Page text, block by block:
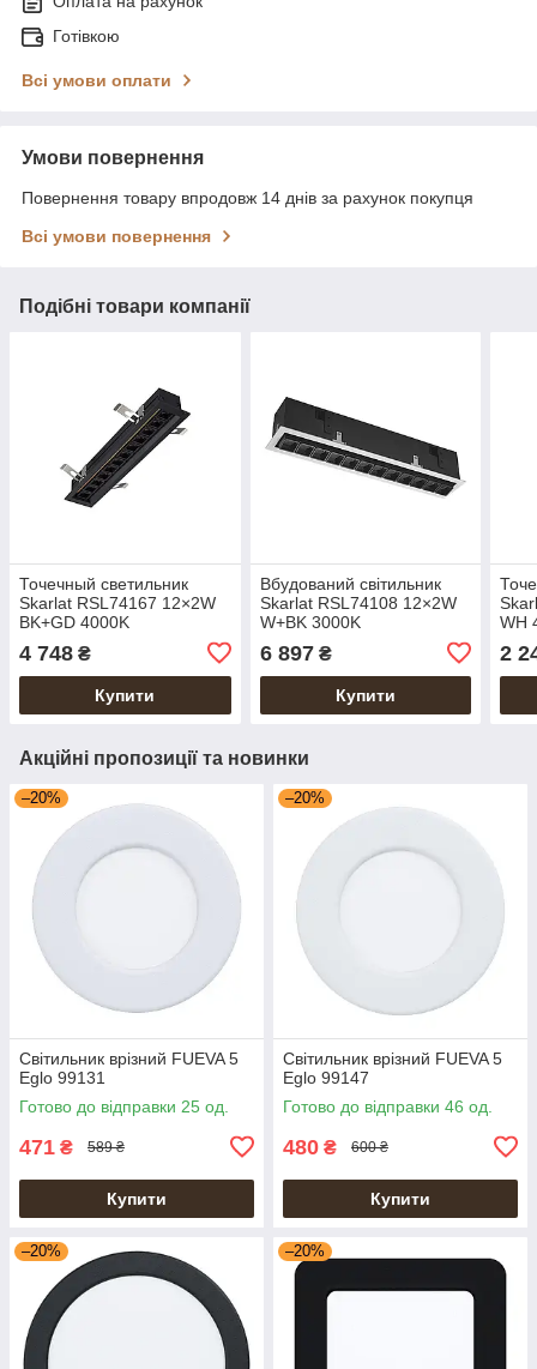
Готівкою
Всі умови оплати
Умови повернення
Повернення товару впродовж 14 днів за рахунок покупця
Всі умови повернення
Подібні товари компанії
Точечный светильник
Skarlat RSL74167 12×2W
BK+GD 4000K
4 748 ₴
Купити
Вбудований світильник
Skarlat RSL74108 12×2W
W+BK 3000K
6 897₴
Купити
WH
2
Акційні пропозиції та новинки
–20%
Світильник врізний FUEVA 5
Eglo 99131
Готово до відправки 25 од.
471 ₴ 589 ₴
Купити
–20%
Світильник врізний FUEVA 5
Eglo 99147
Готово до відправки 46 од.
480 ₴ 600 ₴
Купити
–20% –20%